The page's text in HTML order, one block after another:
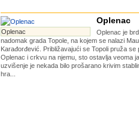
Oplenac
Oplenac
Oplenac je
nadomak grada Topole, na kojem se nalazi
Karađorđević. Približavajući se Topoli pruža se
Oplenac i crkvu na njemu, sto ostavlja veoma
uzvišenje je nekada bilo prošarano krivim
hra...